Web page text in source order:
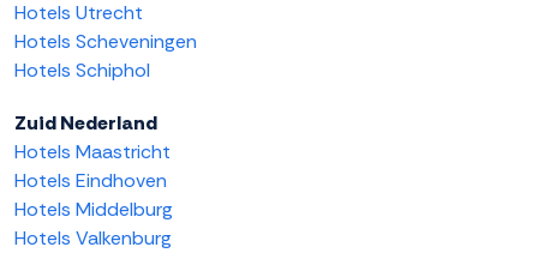
Hotels Utrecht
Hotels Scheveningen
Hotels Schiphol
Zuid Nederland
Hotels Maastricht
Hotels Eindhoven
Hotels Middelburg
Hotels Valkenburg